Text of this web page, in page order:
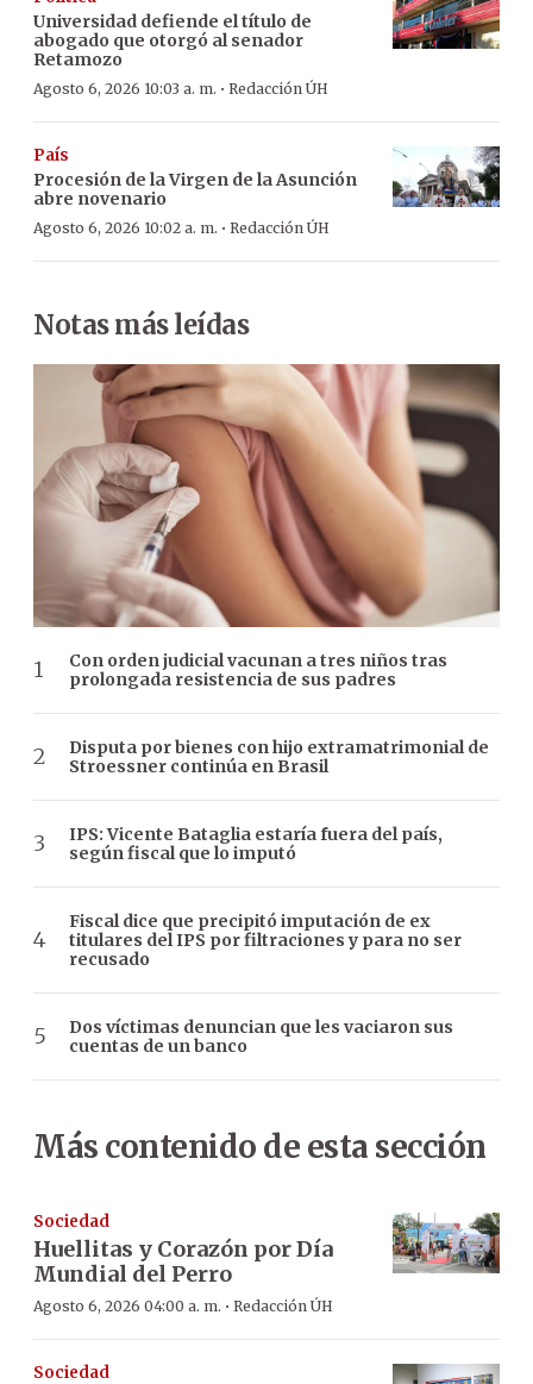
Universidad defiende el título de
abogado que otorgó al senador
Retamozo
Agosto 6, 2026 10:03 a. m. · Redacción ÚH
País
Procesión de la Virgen de la Asunción
abre novenario
Agosto 6, 2026 10:02 a. m. · Redacción ÚH
Notas más leídas
Con orden judicial vacunan a tres niños tras
prolongada resistencia de sus padres
Disputa por bienes con hijo extramatrimonial de
Stroessner continúa en Brasil
IPS: Vicente Bataglia estaría fuera del país,
según fiscal que lo imputó
Fiscal dice que precipitó imputación de ex
titulares del IPS por filtraciones y para no ser
recusado
Dos víctimas denuncian que les vaciaron sus
cuentas de un banco
Más contenido de esta sección
Sociedad
Huellitas y Corazón por Día
Mundial del Perro
Agosto 6, 2026 04:00 a. m. · Redacción ÚH
Sociedad